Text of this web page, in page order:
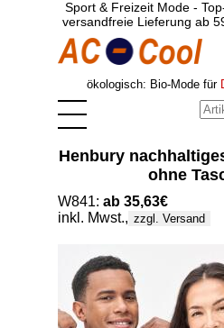
Sport & Freizeit Mode -
versandfreie Lieferung ab
ökologisch: Bio-Mode für
Henbury
ohne
W841: ab 35,63€
inkl. Mwst., zzgl. Versand